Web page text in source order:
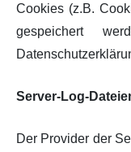
Cookies (z.B.
gespeichert
Server-Log-
Der Provider der